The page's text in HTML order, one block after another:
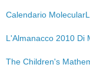
Calendario
L'Almanacco 2010 Di
The Children's